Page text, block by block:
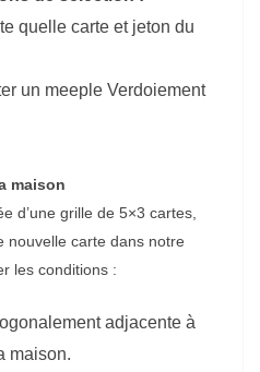
quelle carte et jeton du
un meeple Verdoiement
maison
d’une grille de 5×3 cartes,
nouvelle carte dans notre
les conditions :
adjacente à
maison.